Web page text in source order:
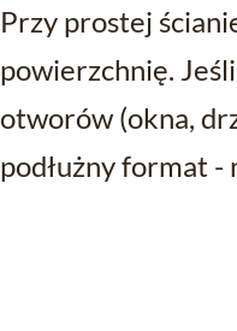
Przy prostej
powierzchnię.
otworów (okna,
podłużny format -